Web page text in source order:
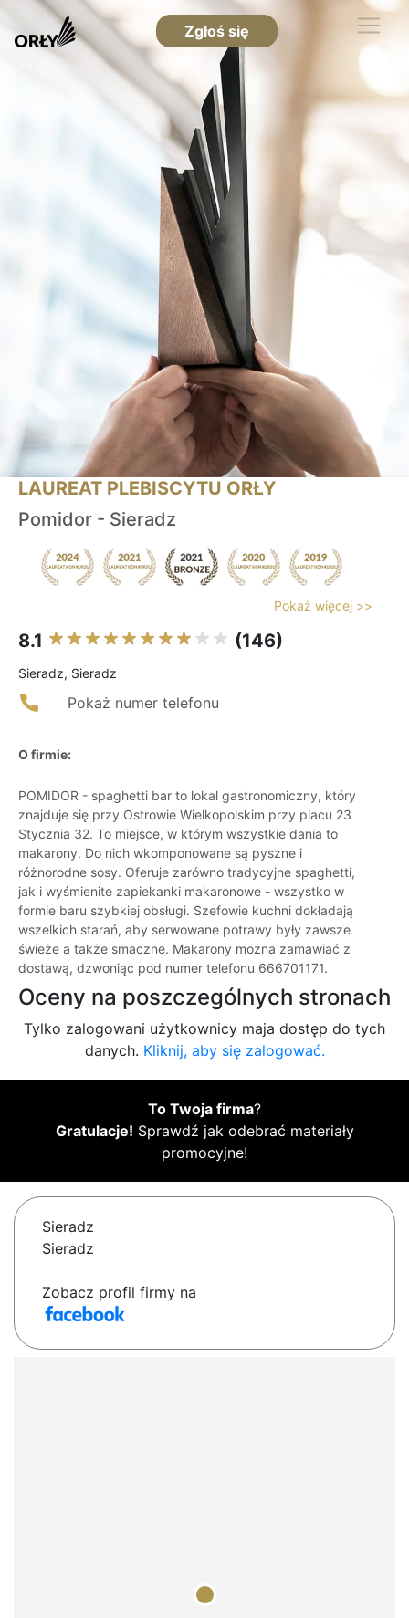
Zgłoś się
LAUREAT PLEBISCYTU ORŁY
Pomidor - Sieradz
Pokaż więcej >>
8.1 (146)
Sieradz, Sieradz
Pokaż numer telefonu
O firmie:
POMIDOR - spaghetti bar to lokal gastronomiczny, który
znajduje się przy Ostrowie Wielkopolskim przy placu 23
Stycznia 32. To miejsce, w którym wszystkie dania to
makarony. Do nich wkomponowane są pyszne i
różnorodne sosy. Oferuje zarówno tradycyjne spaghetti,
jak i wyśmienite zapiekanki makaronowe - wszystko w
formie baru szybkiej obsługi. Szefowie kuchni dokładają
wszelkich starań, aby serwowane potrawy były zawsze
świeże a także smaczne. Makarony można zamawiać z
dostawą, dzwoniąc pod numer telefonu 666701171.
Oceny na poszczególnych stronach
Tylko zalogowani użytkownicy maja dostęp do tych
danych. Kliknij, aby się zalogować.
To Twoja firma?
Gratulacje! Sprawdź jak odebrać materiały
promocyjne!
Sieradz
Sieradz
Zobacz profil firmy na